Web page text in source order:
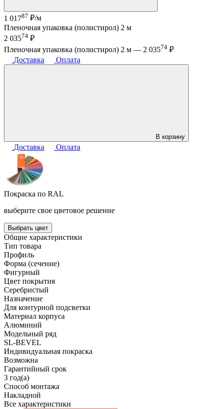
1 01787 ₽/м
Пленочная упаковка (полистирол) 2 м
2 03574 ₽
Пленочная упаковка (полистирол) 2 м — 2 03574 ₽
Доставка
Оплата
В корзину
Доставка Оплата
Покраска по RAL
выберите свое цветовое решение
Выбрать цвет
Общие характеристики
Тип товара
Профиль
Форма (сечение)
Фигурный
Цвет покрытия
Серебристый
Назначение
Для контурной подсветки
Материал корпуса
Алюминий
Модельный ряд
SL-BEVEL
Индивидуальная покраска
Возможна
Гарантийный срок
3 год(а)
Способ монтажа
Накладной
Все характеристики